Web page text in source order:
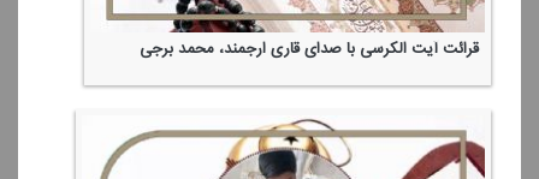
قرائت آیت الكرسی با صدای قاری ارجمند، محمد برجی